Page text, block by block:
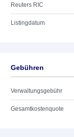
Reuters RIC
Listingdatum
Gebühren
Verwaltungsgebühr
Gesamtkostenquote